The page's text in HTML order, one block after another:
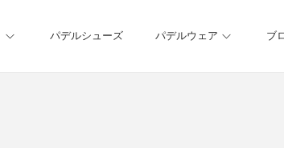
パデルシューズ パデルウェア ブ